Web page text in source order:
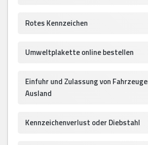
Rotes Kennzeichen
Umweltplakette online bestellen
Einfuhr und Zulassung von
Ausland
Kennzeichenverlust oder Diebstahl